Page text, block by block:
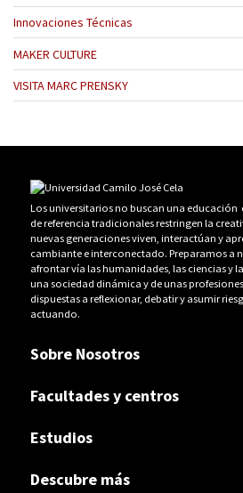
Innovaciones Técnicas
MAKER CULTURE
VISITA MARC PRENSKY
Los universitarios no buscan una
de referencia tradicionales restringen la
nuevas generaciones viven, interactúan y
cambiante e interconectado. Preparamos a
afrontar vía las humanidades, las ciencias y
una sociedad dinámica y de unas
dispuestas a reflexionar, debatir y asumir
actuando.
Sobre Nosotros
Facultades y centros
Estudios
Descubre más